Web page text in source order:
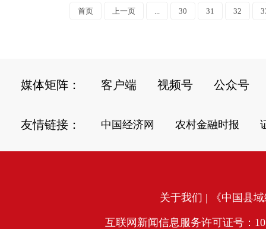
首页 上一页 ... 30 31 32
媒体矩阵： 客户端 视频号 公众号
友情链接： 中国经济网 农村金融时报
关于我们 | 《中国县
互联网新闻信息服务许可证号：